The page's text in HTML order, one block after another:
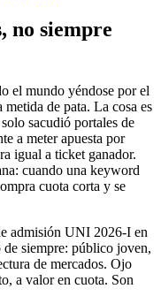
no siempre
el mundo yéndose por el
de pata. La cosa es
sacudió portales de
a meter apuesta por
igual a ticket ganador.
cuando una keyword
cuota corta y se
admisión UNI 2026-I en
siempre: público joven,
de mercados. Ojo
a valor en cuota. Son